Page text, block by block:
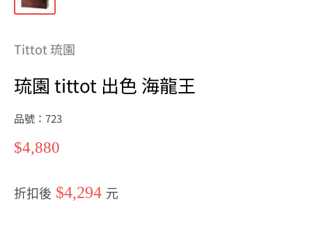
Tittot 琉園
琉園 tittot 出色 海龍王
品號：723
特
$4,880
折扣後 $4,294 元